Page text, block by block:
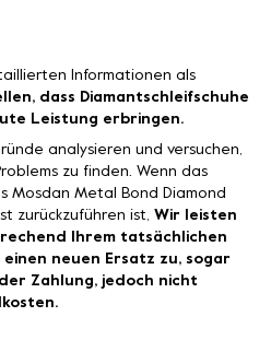
Informationen als
dass Diamantschleifschuhe
Leistung erbringen.
analysieren und versuchen,
zu finden. Wenn das
Mosdan Metal Bond Diamond
zurückzuführen ist, Wir leisten
Ihrem tatsächlichen
neuen Ersatz zu, sogar
Zahlung, jedoch nicht